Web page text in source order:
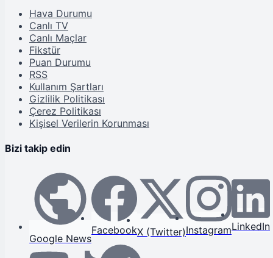
Hava Durumu
Canlı TV
Canlı Maçlar
Fikstür
Puan Durumu
RSS
Kullanım Şartları
Gizlilik Politikası
Çerez Politikası
Kişisel Verilerin Korunması
Bizi takip edin
Google News
FacebookX (Twitter)InstagramLinkedIn